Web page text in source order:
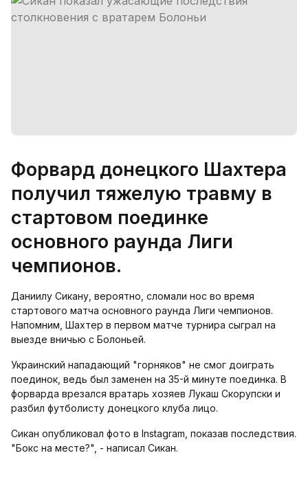
Форвард донецкого Шахтера
получил тяжелую травму в
стартовом поединке
основного раунда Лиги
чемпионов.
Даниилу Сикану, вероятно, сломали нос во время
стартового матча основного раунда Лиги чемпионов.
Напомним, Шахтер в первом матче турнира сыграл на
выезде вничью с Болоньей.
Украинский нападающий "горняков" не смог доиграть
поединок, ведь был заменен на 35-й минуте поединка. В
форварда врезался вратарь хозяев Лукаш Скорупски и
разбил футболисту донецкого клуба лицо.
Сикан опубликовал фото в Instagram, показав последствия.
"Бокс на месте?", - написал Сикан.